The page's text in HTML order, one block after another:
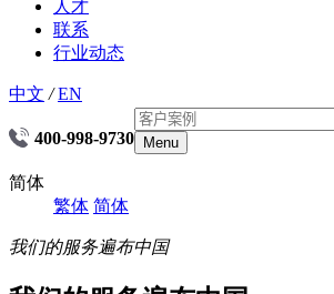
人才
联系
行业动态
中文 / EN
400-998-9730 Menu
简体
繁体 简体
我们的服务遍布中国